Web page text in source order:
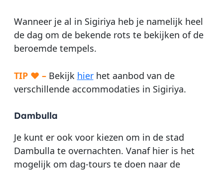
Wanneer je al in Sigiriya heb je namelijk heel
de dag om de bekende rots te bekijken of de
beroemde tempels.
TIP ♥ –Bekijk hierhet aanbod van de
verschillende accommodaties in Sigiriya.
Dambulla
Je kunt er ook voor kiezen om in de stad
Dambulla te overnachten. Vanaf hier is het
mogelijk om dag-tours te doen naar de